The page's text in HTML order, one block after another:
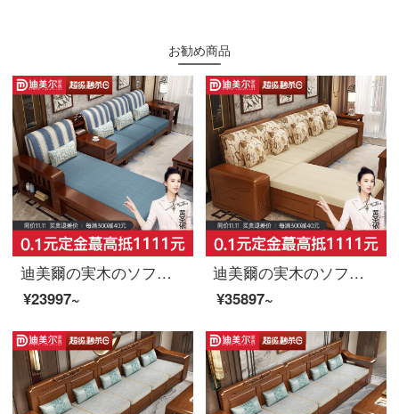
お勧め商品
迪美爾の実木のソファーは組み合わせて分解して洗って客間にゴムの木を詰めて家具を整えることができます。
¥23997~
迪美爾の実木のソファーの組み合わせは冬夏に中国式の小さな部屋型の客間を組み合わせて多機能の貴妃の角を回転して物の家具の3人の位を貯蓄します。
¥35897~